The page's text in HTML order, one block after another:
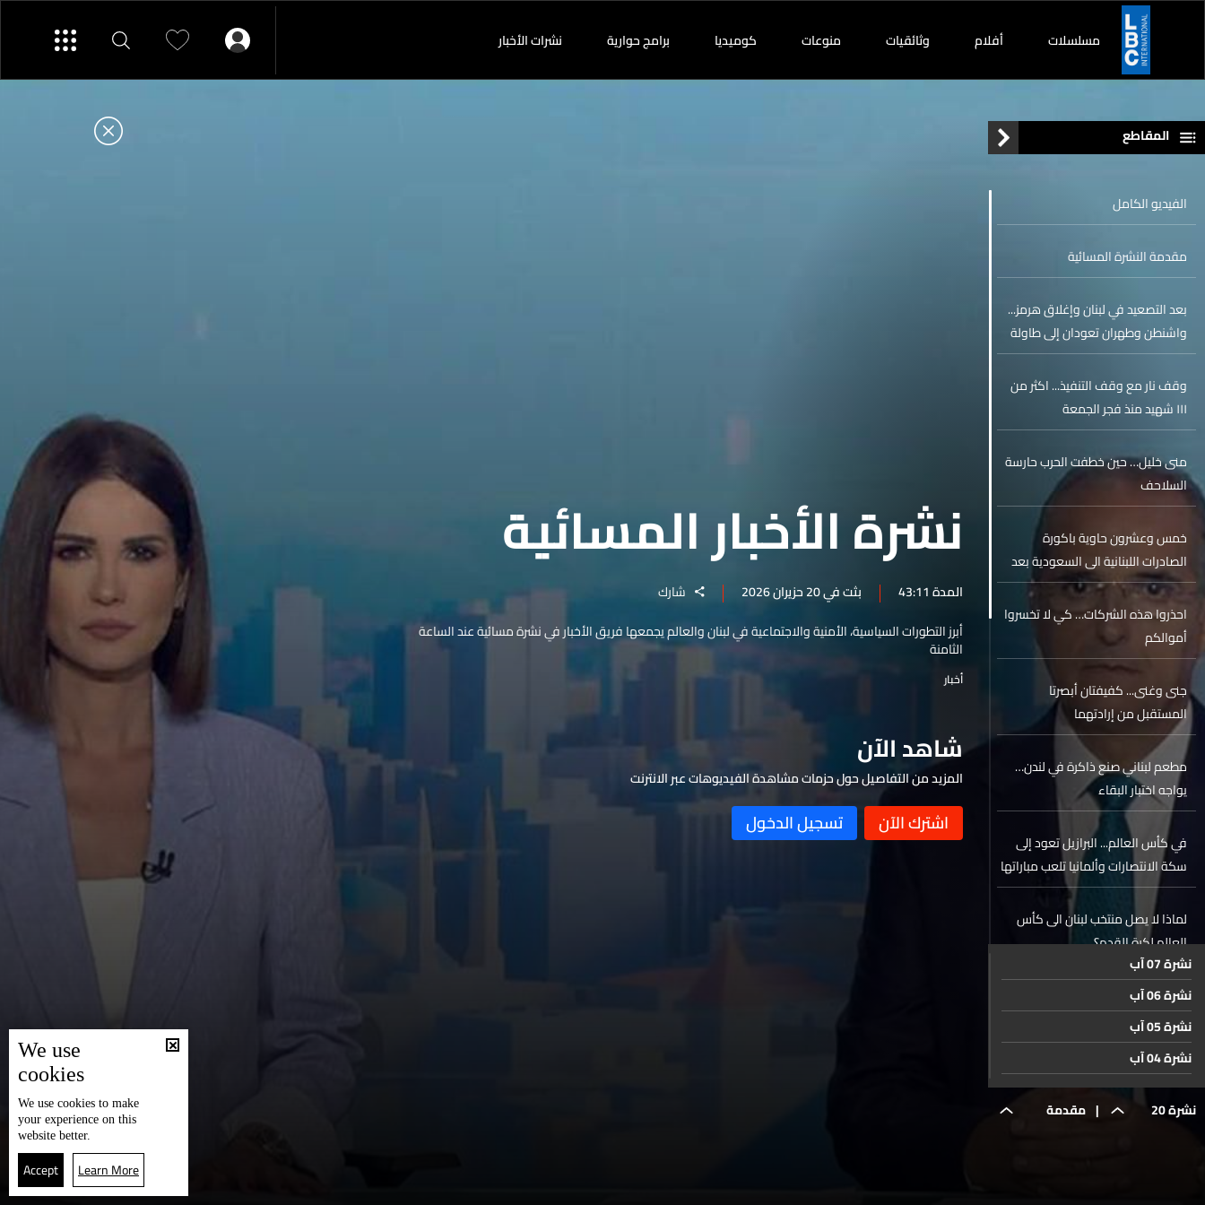
مسلسلات أفلام وثائقيات منوعات كوميديا برامج حوارية نشرات الأخبار
نشرة الأخبار المسائية
المدة 43:11 بثت في 20 حزيران 2026
شارك
أبرز التطورات السياسية، الأمنية والاجتماعية في لبنان والعالم يجمعها فريق الأخبار في نشرة مسائية عند الساعة
الثامنة
أخبار
شاهد الآن
المزيد من التفاصيل حول حزمات مشاهدة الفيديوهات عبر الانترنت
المقاطع
الفيديو الكامل
مقدمة النشرة المسائية
بعد التصعيد في لبنان وإغلاق هرمز...
واشنطن وطهران تعودان إلى طاولة
التفاوض
وقف نار مع وقف التنفيذ... اكثر من
١١١ شهيد منذ فجر الجمعة
منى خليل… حين خطفت الحرب حارسة
السلاحف
خمس وعشرون حاوية باكورة
الصادرات اللبنانية الى السعودية بعد
رفع الحظر
احذروا هذه الشركات… كي لا تخسروا
أموالكم
جنى وغنى... كفيفتان أبصرتا
المستقبل من إرادتهما
مطعم لبناني صنع ذاكرة في لندن…
يواجه اختبار البقاء
في كأس العالم... البرازيل تعود إلى
سكة الانتصارات وألمانيا تلعب مباراتها
الثانية
لماذا لا يصل منتخب لبنان الى كأس
العالم لكرة القدم؟
حال الطقس
نشرة 20 | مقدمة
نشرة 07 آب
نشرة 06 آب
نشرة 05 آب
نشرة 04 آب
نشرة 03 آب
نشرة 02 آب
We use
cookies
We use cookies to make
your experience on this
website better.
Accept Learn More